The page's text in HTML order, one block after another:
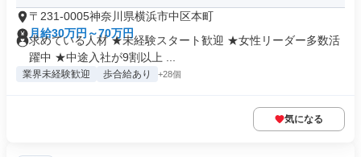
〒231-0005神奈川県横浜市中区本町
月給30万円～70万円
求めている人材 ★未経験スタート歓迎 ★女性リーダー多数活
躍中 ★中途入社が9割以上 ...
業界未経験歓迎 歩合給あり +28個
気になる